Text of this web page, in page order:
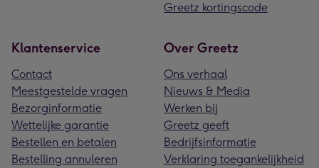
Greetz kortingscode
Klantenservice
Contact
Meestgestelde vragen
Bezorginformatie
Wettelijke garantie
Bestellen en betalen
Bestelling annuleren
Over Greetz
Ons verhaal
Nieuws & Media
Werken bij
Greetz geeft
Bedrijfsinformatie
Verklaring toegankelijkheid